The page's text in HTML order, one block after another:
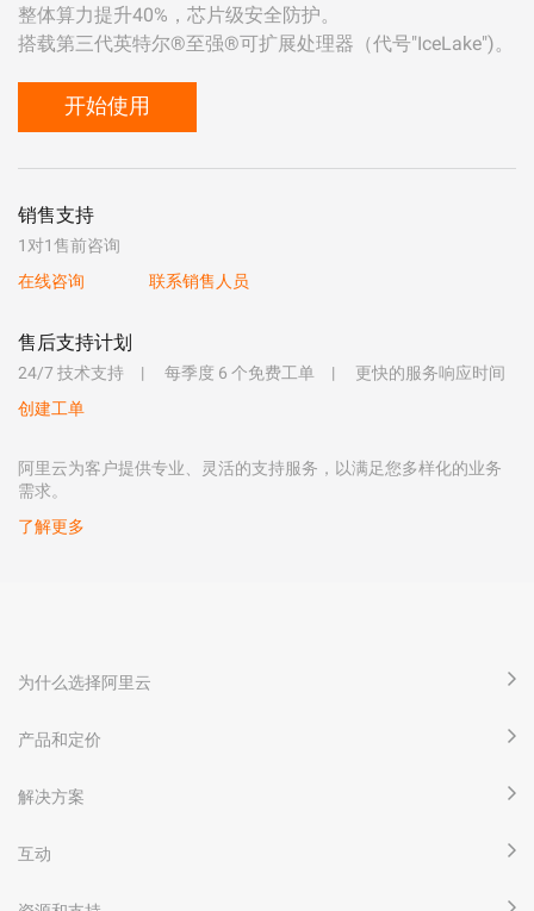
整体算力提升40%，芯片级安全防护。
搭载第三代英特尔®至强®可扩展处理器（代号"IceLake")。
开始使用
销售支持
1对1售前咨询
在线咨询
联系销售人员
售后支持计划
24/7 技术支持 每季度 6 个免费工单
更快的服务响应时间
创建工单
阿里云为客户提供专业、灵活的支持服务，以满足您多样化的业务
需求。
了解更多
为什么选择阿里云
产品和定价
解决方案
互动